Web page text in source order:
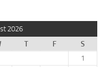
2026
T F
S
1